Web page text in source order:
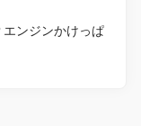
ンジンかけっぱ